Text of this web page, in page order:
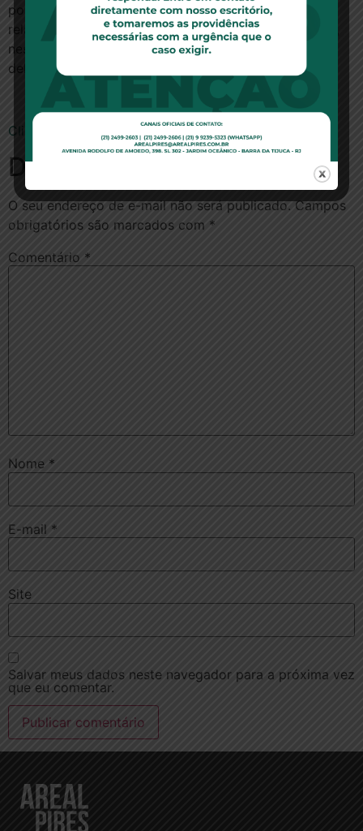
porque o usufruto – direito real – não prescreve. A
relatora entende que “a ausência de prazo específico,
nesse contexto, deve ser interpretada como opção
deliberada do legislador, e não como lacuna da lei”.
Clique aqui para ler a notícia no site do STJ
Deixe um comentário
O seu endereço de e-mail não será publicado. Campos
obrigatórios são marcados com *
Comentário *
Nome *
E-mail *
Site
Salvar meus dados neste navegador para a próxima vez
que eu comentar.